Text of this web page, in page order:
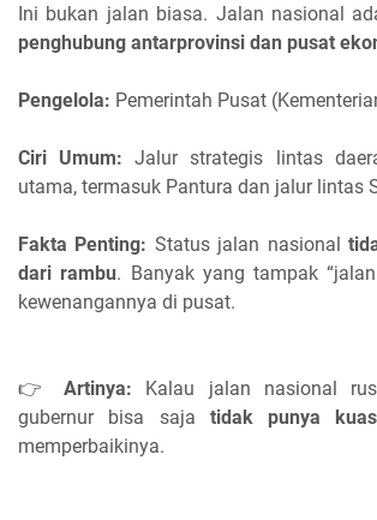
Ini bukan jalan biasa. Jalan nasional
penghubung antarprovinsi dan pusat
Pengelola: Pemerintah Pusat
Ciri Umum:Jalur strategis lintas
utama, termasuk Pantura dan jalur lintas
Fakta Penting: Status jalan nasional
dari rambu. Banyak yang tampak
kewenangannya di pusat.
👉Artinya: Kalau jalan nasional
gubernur bisa saja tidak punya
memperbaikinya.